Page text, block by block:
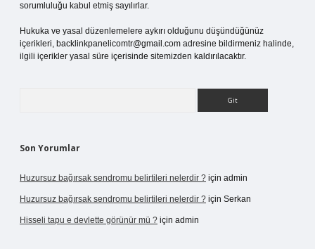
sorumluluğu kabul etmiş sayılırlar.
Hukuka ve yasal düzenlemelere aykırı olduğunu düşündüğünüz
içerikleri, backlinkpanelicomtr@gmail.com adresine bildirmeniz halinde,
ilgili içerikler yasal süre içerisinde sitemizden kaldırılacaktır.
Son Yorumlar
Huzursuz bağırsak sendromu belirtileri nelerdir ? için admin
Huzursuz bağırsak sendromu belirtileri nelerdir ? için Serkan
Hisseli tapu e devlette görünür mü ? için admin